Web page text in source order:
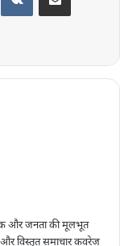
और जनता की मूलभूत
विस्तृत समाचार कवरेज